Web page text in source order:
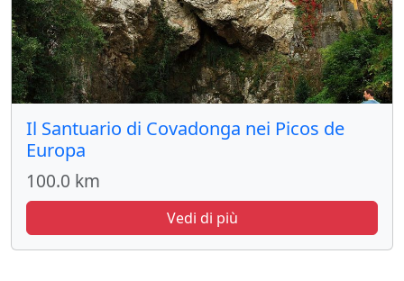
Il Santuario di Covadonga nei Picos de
Europa
100.0 km
Vedi di più